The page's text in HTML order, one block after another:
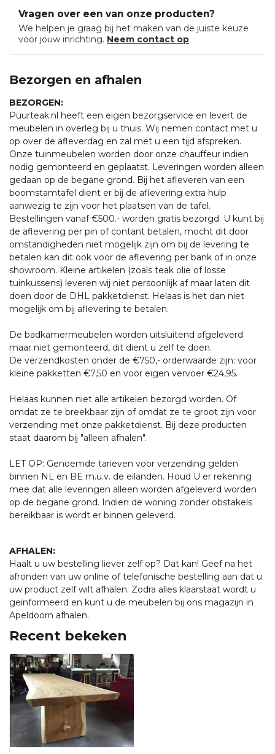
Vragen over een van onze producten?
We helpen je graag bij het maken van de juiste keuze
voor jouw inrichting. Neem contact op
Bezorgen en afhalen
BEZORGEN:
Puurteak.nl heeft een eigen bezorgservice en levert de
meubelen in overleg bij u thuis. Wij nemen contact met u
op over de afleverdag en zal met u een tijd afspreken.
Onze tuinmeubelen worden door onze chauffeur indien
nodig gemonteerd en geplaatst. Leveringen worden alleen
gedaan op de begane grond. Bij het afleveren van een
boomstamtafel dient er bij de aflevering extra hulp
aanwezig te zijn voor het plaatsen van de tafel.
Bestellingen vanaf €500.- worden gratis bezorgd. U kunt bij
de aflevering per pin of contant betalen, mocht dit door
omstandigheden niet mogelijk zijn om bij de levering te
betalen kan dit ook voor de aflevering per bank of in onze
showroom. Kleine artikelen (zoals teak olie of losse
tuinkussens) leveren wij niet persoonlijk af maar laten dit
doen door de DHL pakketdienst. Helaas is het dan niet
mogelijk om bij aflevering te betalen.
De badkamermeubelen worden uitsluitend afgeleverd
maar niet gemonteerd, dit dient u zelf te doen.
De verzendkosten onder de €750,- orderwaarde zijn: voor
kleine pakketten €7,50 en voor eigen vervoer €24,95.
Helaas kunnen niet alle artikelen bezorgd worden. Of
omdat ze te breekbaar zijn of omdat ze te groot zijn voor
verzending met onze pakketdienst. Bij deze producten
staat daarom bij "alleen afhalen".
LET OP: Genoemde tarieven voor verzending gelden
binnen NL en BE m.u.v. de eilanden. Houd U er rekening
mee dat alle leveringen alleen worden afgeleverd worden
op de begane grond. Indien de woning zonder obstakels
bereikbaar is wordt er binnen geleverd.
AFHALEN:
Haalt u uw bestelling liever zelf op? Dat kan! Geef na het
afronden van uw online of telefonische bestelling aan dat u
uw product zelf wilt afhalen. Zodra alles klaarstaat wordt u
geïnformeerd en kunt u de meubelen bij ons magazijn in
Apeldoorn afhalen.
Recent bekeken